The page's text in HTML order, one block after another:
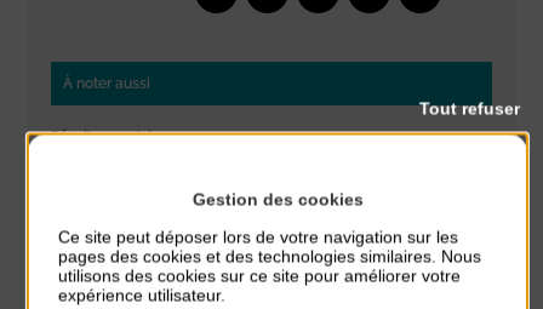
À noter aussi
Réveil musculaire
Stretching
du 3 Août au 7 Août
Plage du passous
Gestion des cookies
Ce site peut déposer lors de votre navigation sur les
pages des cookies et des technologies similaires. Nous
utilisons des cookies sur ce site pour améliorer votre
expérience utilisateur.
Tout refuser